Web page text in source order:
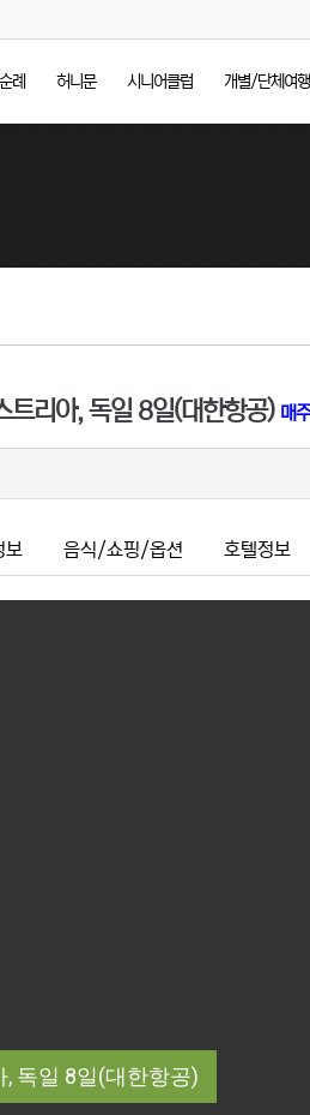
례 허니문 시니어클럽 개별/단체여행
트리아, 독일 8일(대한항공) 매
보 음식/쇼핑/옵션 호텔정보
독일 8일(대한항공)